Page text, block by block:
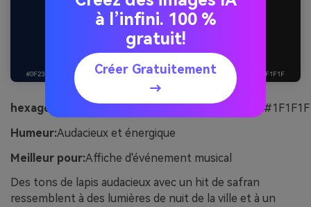
hexagonal:
#0F2347#1B4C8A#5EA0D6#E0A33A#1F1F1F
Humeur:Audacieux et énergique
Meilleur pour:Affiche d'événement musical
Des tons de lapis audacieux avec un hit de safran
ressemblent à des lumières de nuit de la ville et à un
à l’infini. 100 %
gratuit!
Créer Gratuitement
→